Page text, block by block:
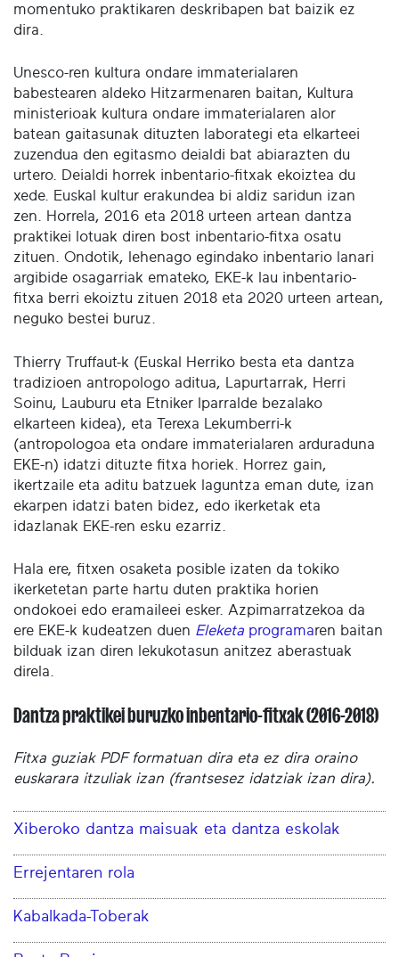
momentuko praktikaren deskribapen bat baizik ez
dira.
Unesco-ren kultura ondare immaterialaren
babestearen aldeko Hitzarmenaren baitan, Kultura
ministerioak kultura ondare immaterialaren alor
batean gaitasunak dituzten laborategi eta elkarteei
zuzendua den egitasmo deialdi bat abiarazten du
urtero. Deialdi horrek inbentario-fitxak ekoiztea du
xede. Euskal kultur erakundea bi aldiz saridun izan
zen. Horrela, 2016 eta 2018 urteen artean dantza
praktikei lotuak diren bost inbentario-fitxa osatu
zituen. Ondotik, lehenago egindako inbentario lanari
argibide osagarriak emateko, EKE-k lau inbentario-
fitxa berri ekoiztu zituen 2018 eta 2020 urteen artean,
neguko bestei buruz.
Thierry Truffaut-k (Euskal Herriko besta eta dantza
tradizioen antropologo aditua, Lapurtarrak, Herri
Soinu, Lauburu eta Etniker Iparralde bezalako
elkarteen kidea), eta Terexa Lekumberri-k
(antropologoa eta ondare immaterialaren arduraduna
EKE-n) idatzi dituzte fitxa horiek. Horrez gain,
ikertzaile eta aditu batzuek laguntza eman dute, izan
ekarpen idatzi baten bidez, edo ikerketak eta
idazlanak EKE-ren esku ezarriz.
Hala ere, fitxen osaketa posible izaten da tokiko
ikerketetan parte hartu duten praktika horien
ondokoei edo eramaileei esker. Azpimarratzekoa da
ere EKE-k kudeatzen duen Eleketa programaren baitan
bilduak izan diren lekukotasun anitzez aberastuak
direla.
Dantza praktikei buruzko inbentario-fitxak (2016-2018)
Fitxa guziak PDF formatuan dira eta ez dira oraino
euskarara itzuliak izan (frantsesez idatziak izan dira).
Xiberoko dantza maisuak eta dantza eskolak
Errejentaren rola
Kabalkada-Toberak